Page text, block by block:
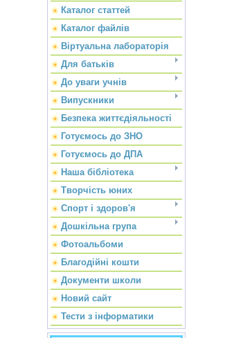
Каталог статтей
Каталог файлів
Віртуальна лабораторія
Для батьків
До уваги учнів
Випускники
Безпека життєдіяльності
Готуємось до ЗНО
Готуємось до ДПА
Наша бібліотека
Творчість юних
Спорт і здоров'я
Дошкільна група
Фотоальбоми
Благодійні кошти
Документи школи
Новий сайт
Тести з інформатики